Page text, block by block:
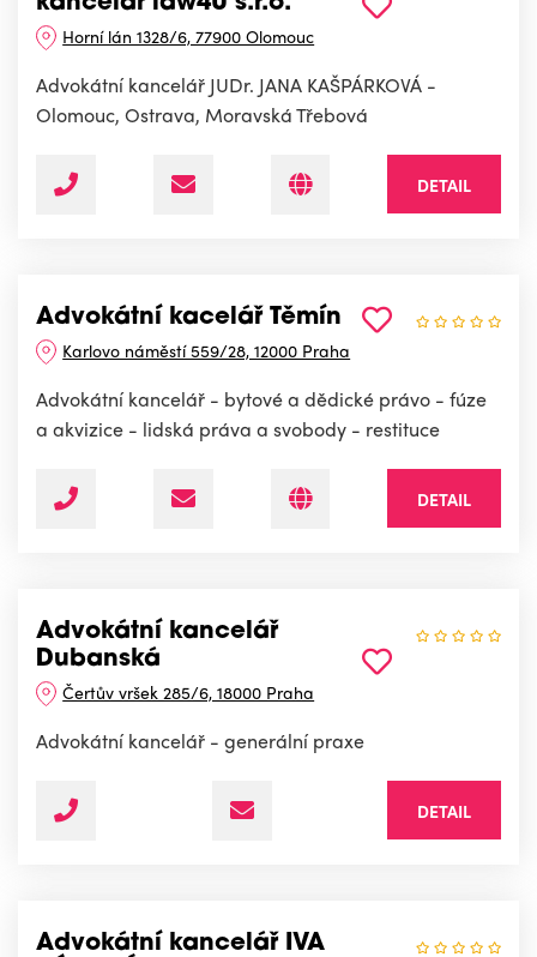
Horní lán 1328/6, 77900 Olomouc
Advokátní kancelář JUDr. JANA KAŠPÁRKOVÁ -
Olomouc, Ostrava, Moravská Třebová
DETAIL
Advokátní kacelář Těmín
Karlovo náměstí 559/28, 12000 Praha
Advokátní kancelář - bytové a dědické právo - fúze
a akvizice - lidská práva a svobody - restituce
DETAIL
Advokátní kancelář
Dubanská
Čertův vršek 285/6, 18000 Praha
Advokátní kancelář - generální praxe
DETAIL
Advokátní kancelář IVA